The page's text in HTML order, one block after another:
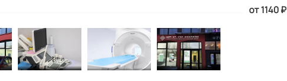
от 1140₽